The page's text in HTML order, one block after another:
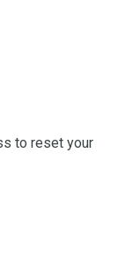
to reset your